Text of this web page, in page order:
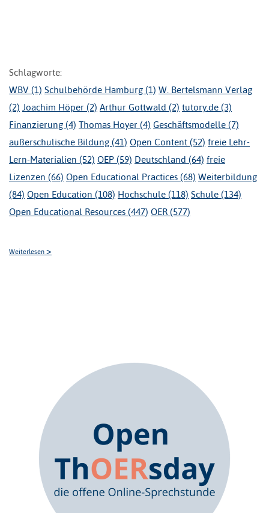
Schlagworte:
WBV (1) Schulbehörde Hamburg (1) W. Bertelsmann Verlag
(2) Joachim Höper (2) Arthur Gottwald (2) tutory.de (3)
Finanzierung (4) Thomas Hoyer (4) Geschäftsmodelle (7)
außerschulische Bildung (41) Open Content (52) freie Lehr-
Lern-Materialien (52) OEP (59) Deutschland (64) freie
Lizenzen (66) Open Educational Practices (68) Weiterbildung
(84) Open Education (108) Hochschule (118) Schule (134)
Open Educational Resources (447) OER (577)
Weiterlesen >